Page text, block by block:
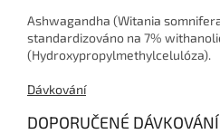
Ashwagandha (Witania
standardizováno na 7%
(Hydroxypropylmethylcelulóza).
Dávkování
DOPORUČENÉ DÁVKOVÁNÍ